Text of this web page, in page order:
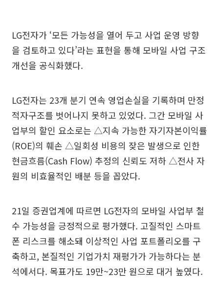
LG전자가 ‘모든 가능성을 열어 두고 사업 운영 방향
을 검토하고 있다’라는 표현을 통해 모바일 사업 구조
개선을 공식화했다.
LG전자는 23개 분기 연속 영업손실을 기록하며 만정
적자구조를 벗어나지 못하고 있었다. 그간 모바일 사
업부의 할인 요소로는 △지속 가능한 자기자본이익률
(ROE)의 훼손 △일회성 비용의 잦은 발생으로 인한
현금흐름(Cash Flow) 추정의 신뢰도 저하 △전사 자
원의 비효율적인 배분 등을 꼽았다.
21일 증권업계에 따르면 LG전자의 모바일 사업부 철
수 가능성을 긍정적으로 평가했다. 고질적인 스마트
폰 리스크를 해소돼 이상적인 사업 포트폴리오를 구
축하고, 본질적인 기업가치 재평가가 가능하다는 분
석에서다. 목표가도 19만~23만 원으로 대거 높였다.